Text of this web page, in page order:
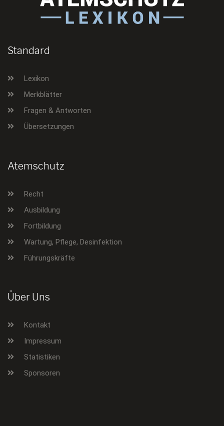
Standard
Lexikon
Merkblätter
Fragen & Antworten
Übersetzungen
Atemschutz
Recht
Ausbildung
Fortbildung
Wartung, Pflege, Desinfektion
Führungskräfte
Über Uns
Kontakt
Impressum
Statistiken
Sponsoren